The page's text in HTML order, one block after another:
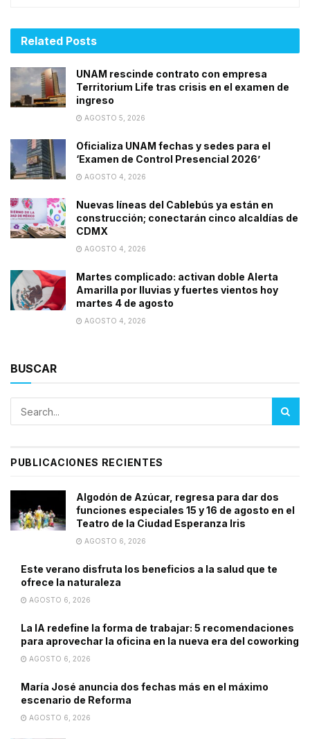
Related Posts
UNAM rescinde contrato con empresa
Territorium Life tras crisis en el examen de
ingreso
AGOSTO 5, 2026
Oficializa UNAM fechas y sedes para el
‘Examen de Control Presencial 2026’
AGOSTO 4, 2026
Nuevas líneas del Cablebús ya están en
construcción; conectarán cinco alcaldías de
CDMX
AGOSTO 4, 2026
Martes complicado: activan doble Alerta
Amarilla por lluvias y fuertes vientos hoy
martes 4 de agosto
AGOSTO 4, 2026
BUSCAR
PUBLICACIONES RECIENTES
Algodón de Azúcar, regresa para dar dos
funciones especiales 15 y 16 de agosto en el
Teatro de la Ciudad Esperanza Iris
AGOSTO 6, 2026
Este verano disfruta los beneficios a la salud que te
ofrece la naturaleza
AGOSTO 6, 2026
La IA redefine la forma de trabajar: 5 recomendaciones
para aprovechar la oficina en la nueva era del coworking
AGOSTO 6, 2026
María José anuncia dos fechas más en el máximo
escenario de Reforma
AGOSTO 6, 2026